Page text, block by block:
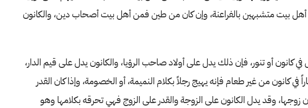
بيت متشبهين بالفراعنة، وإن كان من طين فمن أهل بيت أصحاب دين، والكانون
كانون أو تنور، فإن ذلك يدل على أولاد صاحب الرؤيا، والكانون يدل على قيم الدار،
في كانون من غير طعام فإنه يهيج رجلاً بكلام النميمة، أو الخصومة، وإذا كان القدر
زوجها، وقد يدل الكانون على الزوجة والقدر على الزوج فهي تحرقه بكلامها وهو